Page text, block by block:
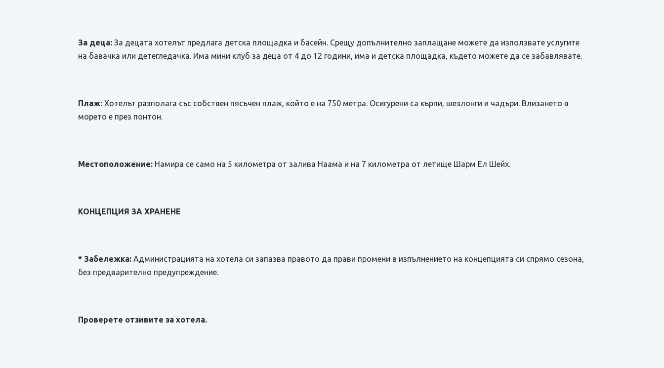
За деца: За децата хотелът предлага детска площадка и басейн. Срещу допълнително заплащане можете да използвате услугите
на бавачка или детегледачка. Има мини клуб за деца от 4 до 12 години, има и детска площадка, където можете да се забавлявате.
Плаж: Хотелът разполага със собствен пясъчен плаж, който е на 750 метра. Осигурени са кърпи, шезлонги и чадъри. Влизането в
морето е през понтон.
Местоположение: Намира се само на 5 километра от залива Наама и на 7 километра от летище Шарм Ел Шейх.
КОНЦЕПЦИЯ ЗА ХРАНЕНЕ
* Забележка:Администрацията на хотела си запазва правото да прави промени в изпълнението на концепцията си спрямо сезона,
без предварително предупреждение.
Проверете отзивите за хотела.